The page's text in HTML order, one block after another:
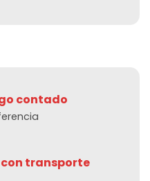
contado
transporte